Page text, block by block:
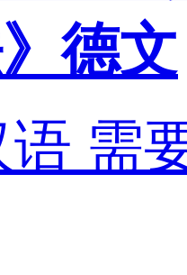
德文
语 需